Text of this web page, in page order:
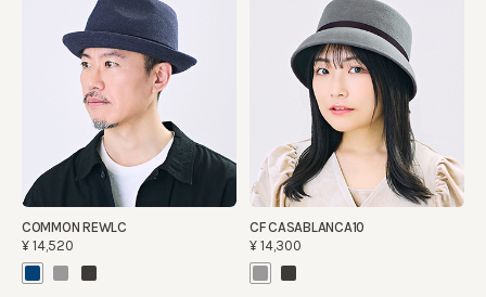
COMMON REWLC
¥14,520
CF CASABLANCA10
¥14,300